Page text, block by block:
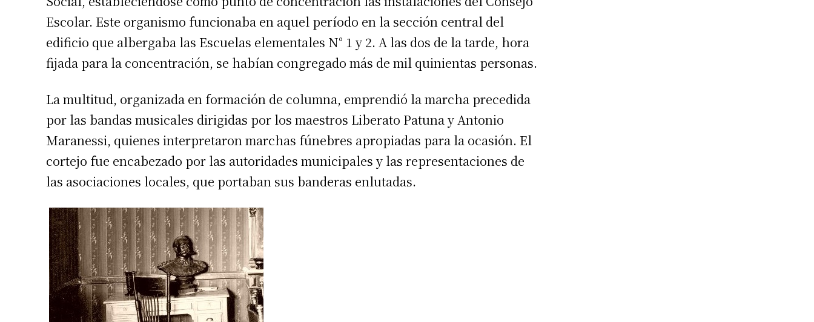
Escolar. Este organismo funcionaba en aquel período en la sección central del
edificio que albergaba las Escuelas elementales N° 1 y 2. A las dos de la tarde, hora
fijada para la concentración, se habían congregado más de mil quinientas personas.
La multitud, organizada en formación de columna, emprendió la marcha precedida
por las bandas musicales dirigidas por los maestros Liberato Patuna y Antonio
Maranessi, quienes interpretaron marchas fúnebres apropiadas para la ocasión. El
cortejo fue encabezado por las autoridades municipales y las representaciones de
las asociaciones locales, que portaban sus banderas enlutadas.